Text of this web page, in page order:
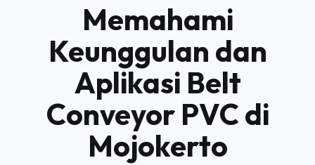
Memahami
Keunggulan dan
Aplikasi Belt
Conveyor PVC di
Mojokerto